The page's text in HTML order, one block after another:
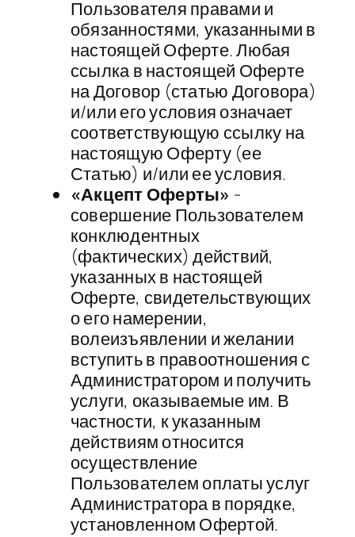
Пользователя правами и
обязанностями, указанными в
настоящей Оферте. Любая
ссылка в настоящей Оферте
на Договор (статью Договора)
и/или его условия означает
соответствующую ссылку на
настоящую Оферту (ее
Статью) и/или ее условия.
«Акцепт Оферты» -​
совершение Пользователем
конклюдентных
(фактических) действий,
указанных в настоящей
Оферте, свидетельствующих
о его намерении,
волеизъявлении и желании
вступить в правоотношения с
Администратором и получить
услуги, оказываемые им. В
частности, к указанным
действиям относится
осуществление
Пользователем оплаты услуг
Администратора в порядке,
установленном Офертой.